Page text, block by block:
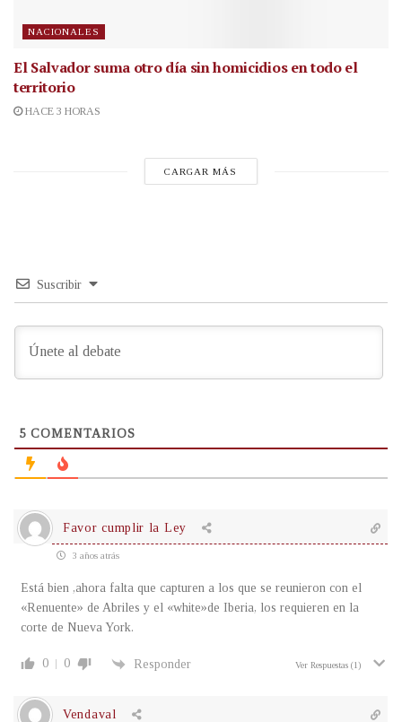
NACIONALES
El Salvador suma otro día sin homicidios en todo el
territorio
HACE 3 HORAS
CARGAR MÁS
Suscribir
5 COMENTARIOS
Favor cumplir la Ley
3 años atrás
Está bien ,ahora falta que capturen a los que se reunieron con el
«Renuente» de Abriles y el «white»de Iberia, los requieren en la
corte de Nueva York.
0 0 Responder Ver Respuestas (1)
Vendaval